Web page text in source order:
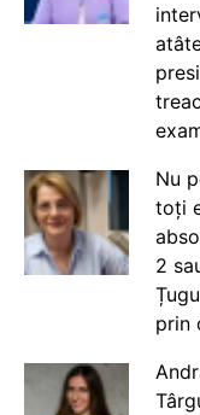
Nu
toți
2
prin